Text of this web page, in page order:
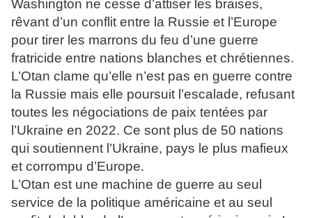
Washington ne cesse d’attiser les braises,
rêvant d’un conflit entre la Russie et l’Europe
pour tirer les marrons du feu d’une guerre
fratricide entre nations blanches et chrétiennes.
L’Otan clame qu’elle n’est pas en guerre contre
la Russie mais elle poursuit l’escalade, refusant
toutes les négociations de paix tentées par
l’Ukraine en 2022. Ce sont plus de 50 nations
qui soutiennent l’Ukraine, pays le plus mafieux
et corrompu d’Europe.
L’Otan est une machine de guerre au seul
service de la politique américaine et au seul